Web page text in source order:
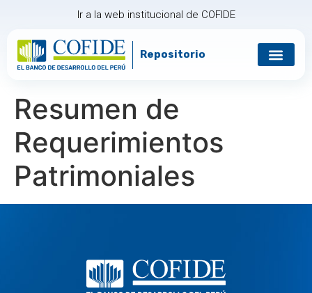
Ir a la web institucional de COFIDE
Repositorio
Resumen de
Requerimientos
Patrimoniales